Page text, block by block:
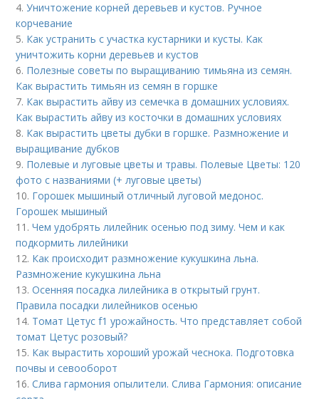
4.Уничтожение корней деревьев и кустов. Ручное
корчевание
5. Как устранить с участка кустарники и кусты. Как
уничтожить корни деревьев и кустов
6. Полезные советы по выращиванию тимьяна из семян.
Как вырастить тимьян из семян в горшке
7. Как вырастить айву из семечка в домашних условиях.
Как вырастить айву из косточки в домашних условиях
8. Как вырастить цветы дубки в горшке. Размножение и
выращивание дубков
9. Полевые и луговые цветы и травы. Полевые Цветы: 120
фото с названиями (+ луговые цветы)
10. Горошек мышиный отличный луговой медонос.
Горошек мышиный
11.Чем удобрять лилейник осенью под зиму. Чем и как
подкормить лилейники
12. Как происходит размножение кукушкина льна.
Размножение кукушкина льна
13.Осенняя посадка лилейника в открытый грунт.
Правила посадки лилейников осенью
14. Томат Цетус f1 урожайность. Что представляет собой
томат Цетус розовый?
15. Как вырастить хороший урожай чеснока. Подготовка
почвы и севооборот
16.Слива гармония опылители. Слива Гармония: описание